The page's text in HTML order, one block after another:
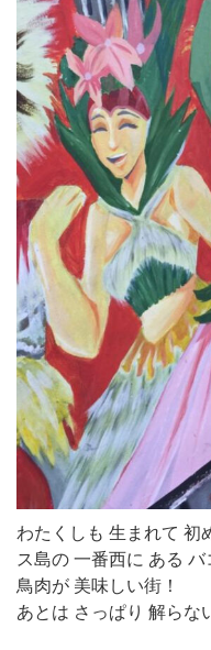
わたくしも 生まれて 初
ス島の 一番西に ある バ
鳥肉が 美味しい街！
あとは さっぱり 解らな